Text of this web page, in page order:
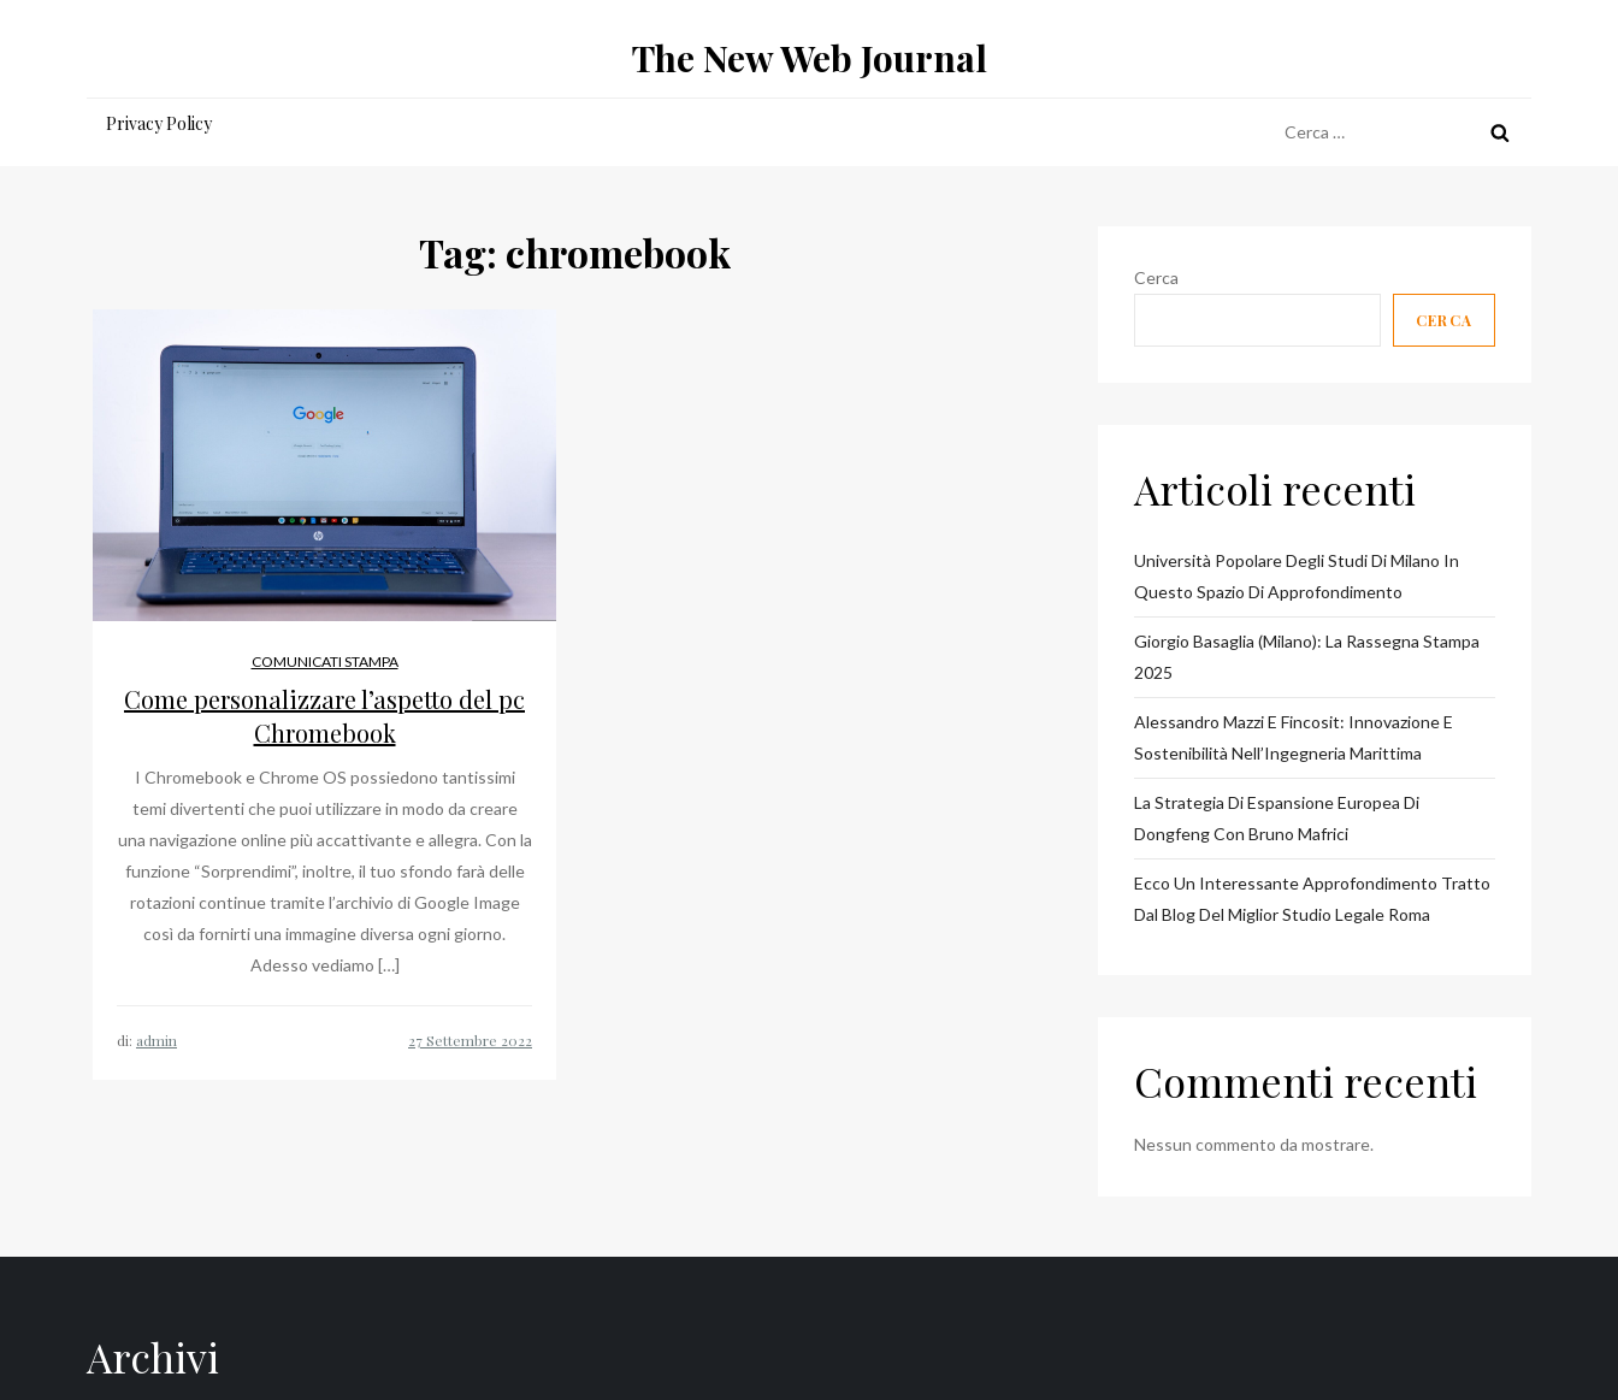
The New Web Journal
Privacy Policy
per:
Tag: chromebook
COMUNICATI STAMPA
Come personalizzare l’aspetto del pc
Chromebook
I Chromebook e Chrome OS possiedono tantissimi
temi divertenti che puoi utilizzare in modo da creare
una navigazione online più accattivante e allegra. Con la
funzione “Sorprendimi”, inoltre, il tuo sfondo farà delle
rotazioni continue tramite l’archivio di Google Image
così da fornirti una immagine diversa ogni giorno.
Adesso vediamo […]
di: admin
Cerca
CERCA
Articoli recenti
Università Popolare Degli Studi Di Milano In
Questo Spazio Di Approfondimento
Giorgio Basaglia (Milano): La Rassegna Stampa
2025
Alessandro Mazzi E Fincosit: Innovazione E
Sostenibilità Nell’Ingegneria Marittima
La Strategia Di Espansione Europea Di
Dongfeng Con Bruno Mafrici
Ecco Un Interessante Approfondimento Tratto
Dal Blog Del Miglior Studio Legale Roma
Commenti recenti
Nessun commento da mostrare.
Archivi